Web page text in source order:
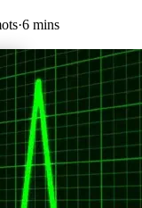
·6 mins